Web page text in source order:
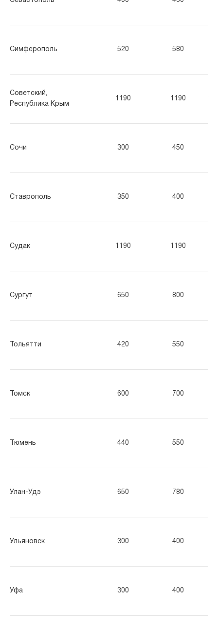
Симферополь 520 580
Советский,
Республика Крым
1190 1190
Сочи 300 450
Ставрополь 350 400
Судак 1190 1190
Сургут 650 800
Тольятти 420 550
Томск 600 700
Тюмень 440 550
Улан-Удэ 650 780
Ульяновск 300 400
Уфа 300 400